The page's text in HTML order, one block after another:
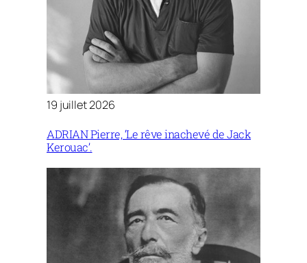
19 juillet 2026
ADRIAN Pierre, ‘Le rêve inachevé de Jack
Kerouac’.